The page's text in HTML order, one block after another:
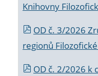
Knihovny
OD č. 3/2026
regionů
OD č. 2/2026 k